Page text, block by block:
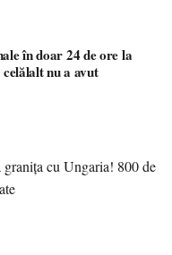
în doar 24 de ore la
nu a avut